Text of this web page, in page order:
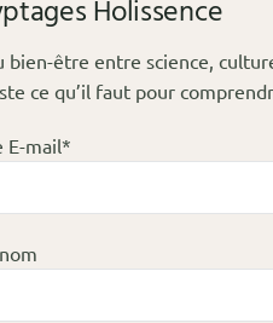
Holissence
bien-être entre science,
ce qu’il faut pour
E-mail*